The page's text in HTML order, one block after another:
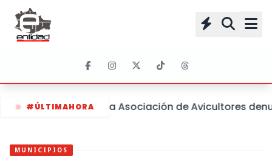
#ÚLTIMAHORA La Asociación de Avicultores
MUNICIPIOS